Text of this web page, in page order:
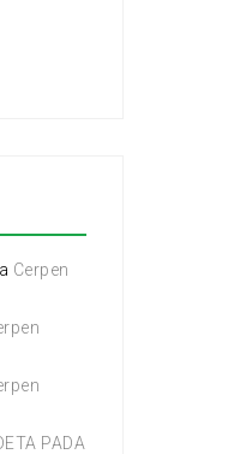
Cerpen
PADA